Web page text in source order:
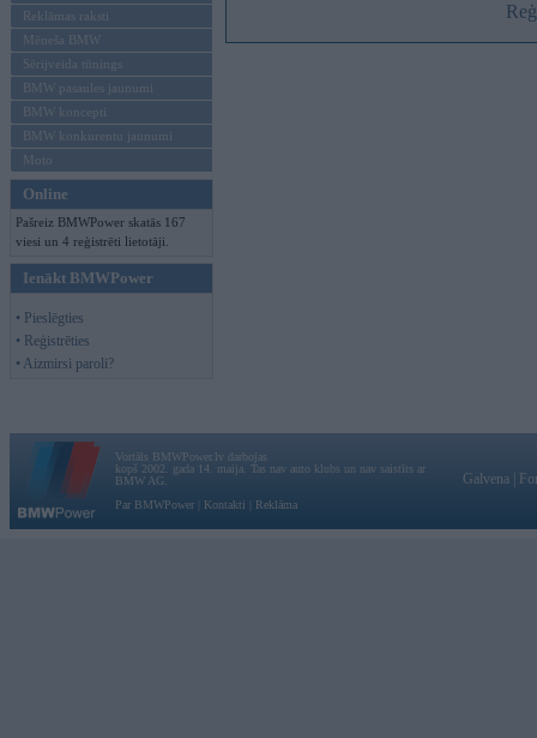
Reklāmas raksti
Mēneša BMW
Sērijveida tūnings
BMW pasaules jaunumi
BMW koncepti
BMW konkurentu jaunumi
Moto
Online
Pašreiz BMWPower skatās 167
viesi un 4 reģistrēti lietotāji.
Ienākt BMWPower
• Pieslēgties
• Reģistrēties
• Aizmirsi paroli?
Vortāls BMWPower.lv darbojas
kopš 2002. gada 14. maija. Tas nav auto klubs un nav saistīts ar
BMW AG.
Par BMWPower
Kontakti Reklāma
Galvena